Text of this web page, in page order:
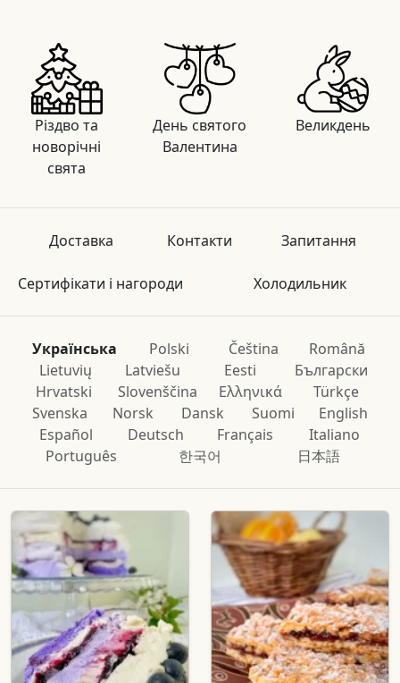
Різдво та
новорічні
свята
День святого
Валентина
Великдень
Доставка Контакти Запитання
Сертифікати і нагороди Холодильник
Українська Polski Čeština
Română
Lietuvių
Latviešu Eesti
Български
Hrvatski
Slovenščina Ελληνικά
Türkçe
Svenska
Norsk Dansk Suomi
English
Español
Deutsch Français
Italiano
Português
한국어 日本語